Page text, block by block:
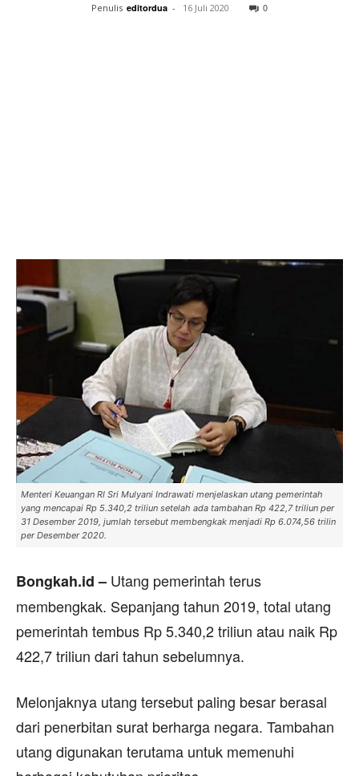
Penulis editordua - 16 Juli 2020 0
Menteri Keuangan RI Sri Mulyani Indrawati menjelaskan utang pemerintah
yang mencapai Rp 5.340,2 triliun setelah ada tambahan Rp 422,7 triliun per
31 Desember 2019, jumlah tersebut membengkak menjadi Rp 6.074,56 trilin
per Desember 2020.
Bongkah.id – Utang pemerintah terus
membengkak. Sepanjang tahun 2019, total utang
pemerintah tembus Rp 5.340,2 triliun atau naik Rp
422,7 triliun dari tahun sebelumnya.
Melonjaknya utang tersebut paling besar berasal
dari penerbitan surat berharga negara. Tambahan
utang digunakan terutama untuk memenuhi